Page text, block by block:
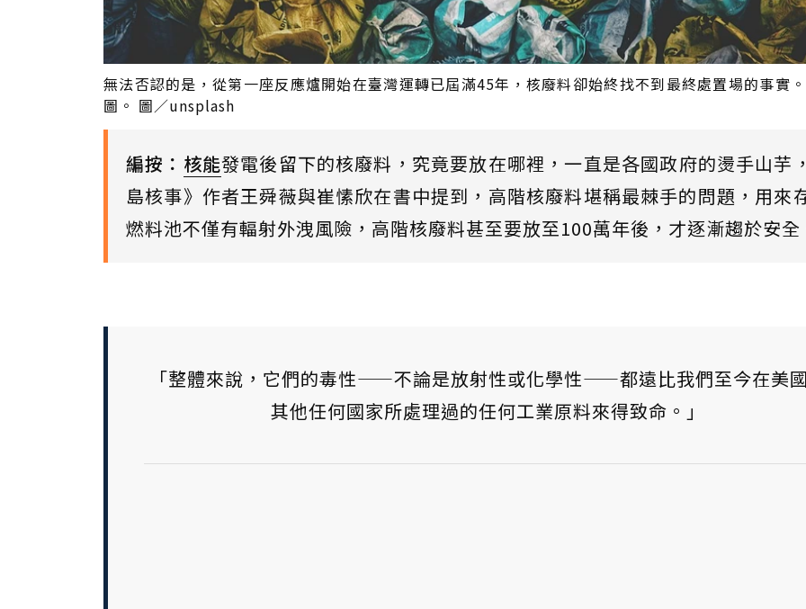
無法否認的是，從第一座反應爐開始在臺灣運轉已屆滿45年，核廢料卻始終找不到最終處置場的事實
圖。 圖／unsplash
編按： 核能發電後留下的核廢料，究竟要放在哪裡，一直是各國政府的燙手山芋
島核事》作者王舜薇與崔愫欣在書中提到，高階核廢料堪稱最棘手的問題，用來
燃料池不僅有輻射外洩風險，高階核廢料甚至要放至100萬年後，才逐漸趨於安全
「整體來說，它們的毒性——不論是放射性或化學性——都遠比我們至今在美
其他任何國家所處理過的任何工業原料來得致命。」